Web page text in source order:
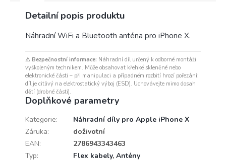
Detailní popis produktu
Náhradní WiFi a Bluetooth anténa pro iPhone X.
⚠ Bezpečnostní informace: Náhradní díl určený k odborné montáži
vyškoleným technikem. Může obsahovat křehké skleněné nebo
elektronické části – při manipulaci a případném rozbití hrozí pořezání;
díl je citlivý na elektrostatický výboj (ESD). Uchovávejte mimo dosah
dětí (drobné části).
Doplňkové parametry
Kategorie:
Náhradní díly pro Apple iPhone X
Záruka:
doživotní
EAN:
2786943343463
Typ: Flex kabely, Antény